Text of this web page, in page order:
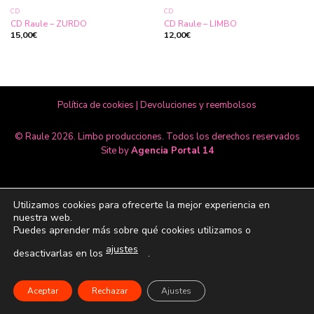
CD
CD Raule – ZURDO
15,00€
CD
CD Raule – LIMBO
12,00€
Política de cookies Devoluciones y reembolsos
© Raule 2026. Limbo producciones. Todos los derechos reservados
Site byAgencia Portal 14
Utilizamos cookies para ofrecerte la mejor experiencia en
nuestra web.
Puedes aprender más sobre qué cookies utilizamos o
desactivarlas en los ajustes .
Aceptar Rechazar Ajustes